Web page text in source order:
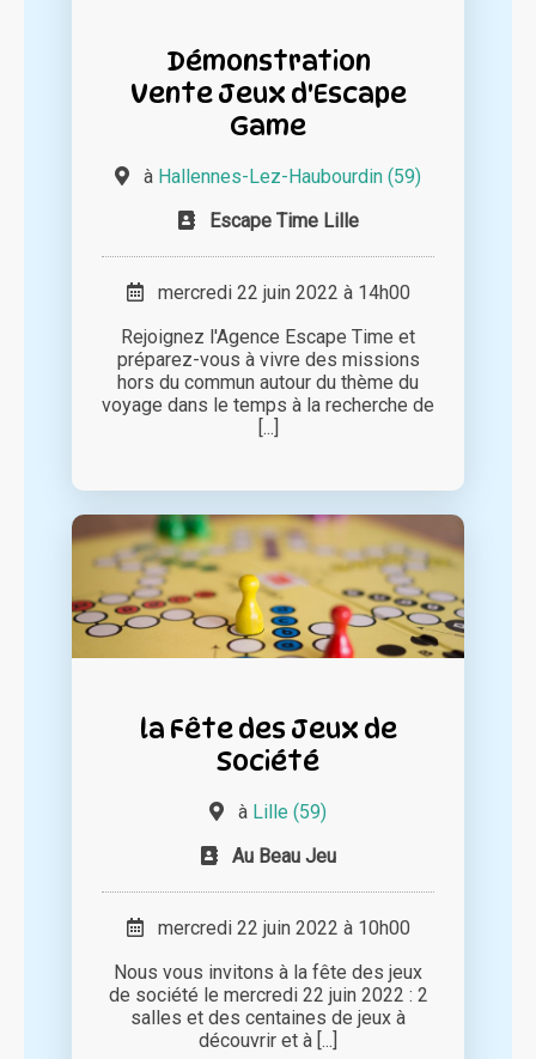
Démonstration
Vente Jeux d'Escape
Game
à Hallennes-Lez-Haubourdin (59)
Escape Time Lille
mercredi 22 juin 2022 à 14h00
Rejoignez l'Agence Escape Time et
préparez-vous à vivre des missions
hors du commun autour du thème du
voyage dans le temps à la recherche de
[...]
la Fête des Jeux de
Société
à Lille (59)
Au Beau Jeu
mercredi 22 juin 2022 à 10h00
Nous vous invitons à la fête des jeux
de société le mercredi 22 juin 2022 : 2
salles et des centaines de jeux à
découvrir et à [...]